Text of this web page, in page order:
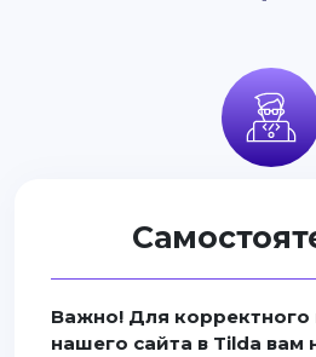
Важно! Для корректного
нашего сайта в Tilda вам